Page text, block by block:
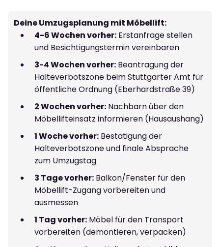
Deine Umzugsplanung mit Möbellift:
4-6 Wochen vorher: Erstanfrage stellen
und Besichtigungstermin vereinbaren
3-4 Wochen vorher: Beantragung der
Halteverbotszone beim Stuttgarter Amt für
öffentliche Ordnung (Eberhardstraße 39)
2 Wochen vorher: Nachbarn über den
Möbellifteinsatz informieren (Hausaushang)
1 Woche vorher: Bestätigung der
Halteverbotszone und finale Absprache
zum Umzugstag
3 Tage vorher: Balkon/Fenster für den
Möbellift-Zugang vorbereiten und
ausmessen
1 Tag vorher: Möbel für den Transport
vorbereiten (demontieren, verpacken)